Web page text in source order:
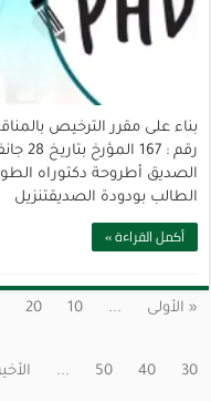
بناء على مقرر الترخيص
الصديق أطروحة دكتوراه
الطالب بودودة الصديقتنزيل
أكمل القراءة »
« الأولى ...
10
20
30
40
50
...